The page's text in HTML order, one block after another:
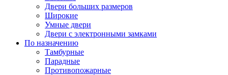
Двери больших размеров
Широкие
Умные двери
Двери с электронными замками
По назначению
Тамбурные
Парадные
Противопожарные